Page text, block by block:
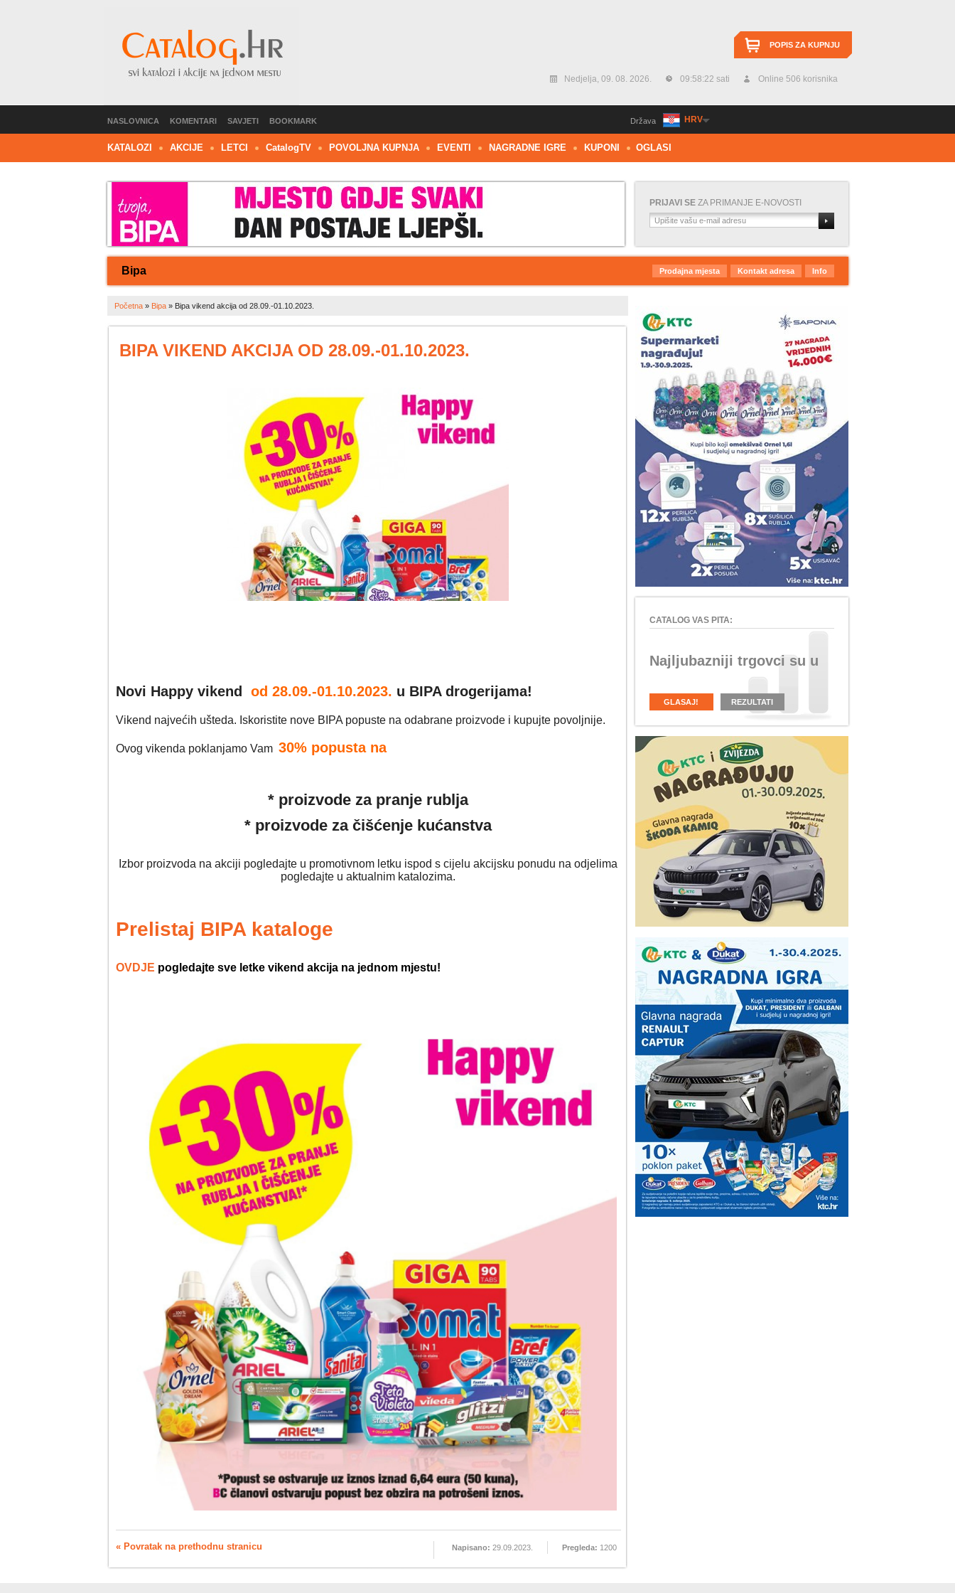
POPIS ZA KUPNJU
Nedjelja, 09. 08. 2026. 09:58:23 sati Online 506 korisnika
HRV
Država
NASLOVNICA KOMENTARI SAVJETI BOOKMARK
KATALOZI AKCIJE LETCI CatalogTV POVOLJNA KUPNJA EVENTI NAGRADNE IGRE KUPONI OGLASI
PRIJAVI SEZA PRIMANJE E-NOVOSTI
Bipa Info
Kontakt adresa
Prodajna mjesta
Početna» Bipa» Bipa vikend akcija od 28.09.-01.10.2023.
BIPA VIKEND AKCIJA OD 28.09.-01.10.2023.
Novi Happy vikend od 28.09.-01.10.2023. u BIPA drogerijama!
Vikend najvećih ušteda. Iskoristite nove BIPA popuste na odabrane proizvode i kupujte povoljnije.
Ovog vikenda poklanjamo Vam 30% popusta na
* proizvode za pranje rublja
* proizvode za čišćenje kućanstva
Izbor proizvoda na akciji pogledajte u promotivnom letku ispod s cijelu akcijsku ponudu na odjelima
pogledajte u aktualnim katalozima.
Prelistaj BIPA kataloge
OVDJE pogledajte sve letke vikend akcija na jednom mjestu!
Pregleda: 1200
Napisano: 29.09.2023.
« Povratak na prethodnu stranicu
CATALOG VAS PITA:
Najljubazniji trgovci su u
GLASAJ! REZULTATI